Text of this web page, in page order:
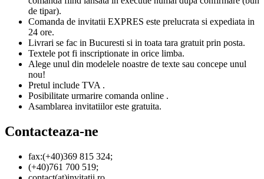
de tipar).
Comanda de invitatii EXPRES este prelucrata si expediata in
24 ore.
Livrari se fac in Bucuresti si in toata tara gratuit prin posta.
Textele pot fi inscriptionate in orice limba.
Alege unul din modelele noastre de texte sau concepe unul
nou!
Pretul include TVA .
Posibilitate urmarire comanda online .
Asamblarea invitatiilor este gratuita.
Contacteaza-ne
fax:(+40)369 815 324;
(+40)761 700 519;